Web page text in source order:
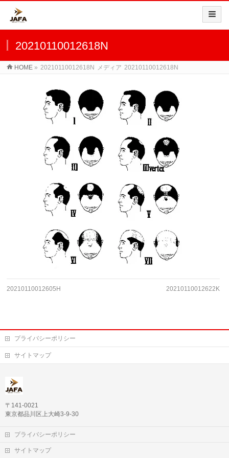
20210110012618N
HOME » 20210110012618N メディア 20210110012618N
20210110012605H 20210110012622K
プライバシーポリシー
サイトマップ
〒141-0021
東京都品川区上大崎3-9-30
プライバシーポリシー
サイトマップ